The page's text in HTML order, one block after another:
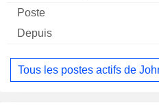
Tous les postes actifs de